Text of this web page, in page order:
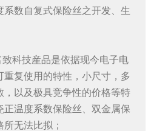
系数自复式保险丝之开发、生
致科技産品是依据现今电子电
复使用的特性，小尺寸，多
，以及极具竞争性的价格等特
正温度系数保险丝、双金属保
无法比拟；